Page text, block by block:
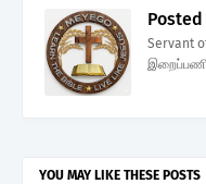
Servant
YOU MAY LIKE THESE POSTS